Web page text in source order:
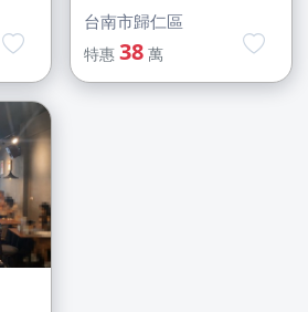
台南市歸仁區
特惠 38 萬